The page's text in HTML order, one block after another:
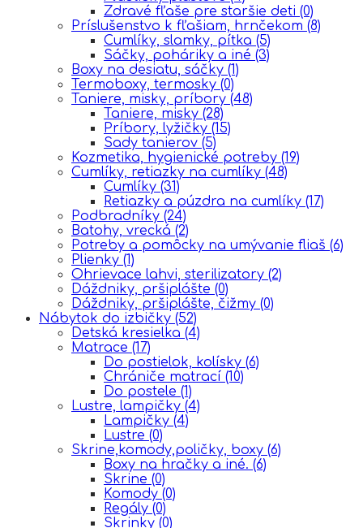
Zdravé fľaše pre staršie deti (0)
Príslušenstvo k fľašiam, hrnčekom (8)
Cumlíky, slamky, pítka (5)
Sáčky, poháriky a iné (3)
Boxy na desiatu, sáčky (1)
Termoboxy, termosky (0)
Taniere, misky, príbory (48)
Taniere, misky (28)
Príbory, lyžičky (15)
Sady tanierov (5)
Kozmetika, hygienické potreby (19)
Cumlíky, retiazky na cumlíky (48)
Cumlíky (31)
Retiazky a púzdra na cumlíky (17)
Podbradníky (24)
Batohy, vrecká (2)
Potreby a pomôcky na umývanie fliaš (6)
Plienky (1)
Ohrievace lahvi, sterilizatory (2)
Dáždniky, pršiplášte (0)
Dáždniky, pršiplášte, čižmy (0)
Nábytok do izbičky (52)
Detská kresielka (4)
Matrace (17)
Do postielok, kolísky (6)
Chrániče matrací (10)
Do postele (1)
Lustre, lampičky (4)
Lampičky (4)
Lustre (0)
Skrine,komody,poličky, boxy (6)
Boxy na hračky a iné. (6)
Skrine (0)
Komody (0)
Regály (0)
Skrinky (0)